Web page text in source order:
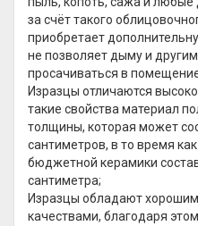
за счёт такого
приобретает
не позволяет дыму и
просачиваться в
Изразцы отличаются
такие свойства материал
толщины, которая может
сантиметров, в то время
бюджетной керамики
сантиметра;
Изразцы обладают
качествами, благодаря